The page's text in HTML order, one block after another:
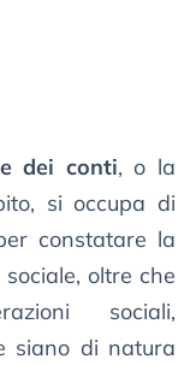
dei conti, o la
si occupa di
constatare la
sociale, oltre che
sociali,
siano di natura